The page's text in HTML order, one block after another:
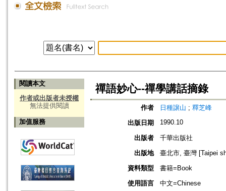
閱讀本文
作者或出版者未授權
無法提供閱讀
加值服務
禪語妙心--禪學講話摘錄
作者 日種譲山 ; 釋芝峰
出版日期
1990.10
出版者
千華出版社
出版地
臺北市, 臺灣 [Taipei
資料類型
書籍=Book
使用語言
中文=Chinese